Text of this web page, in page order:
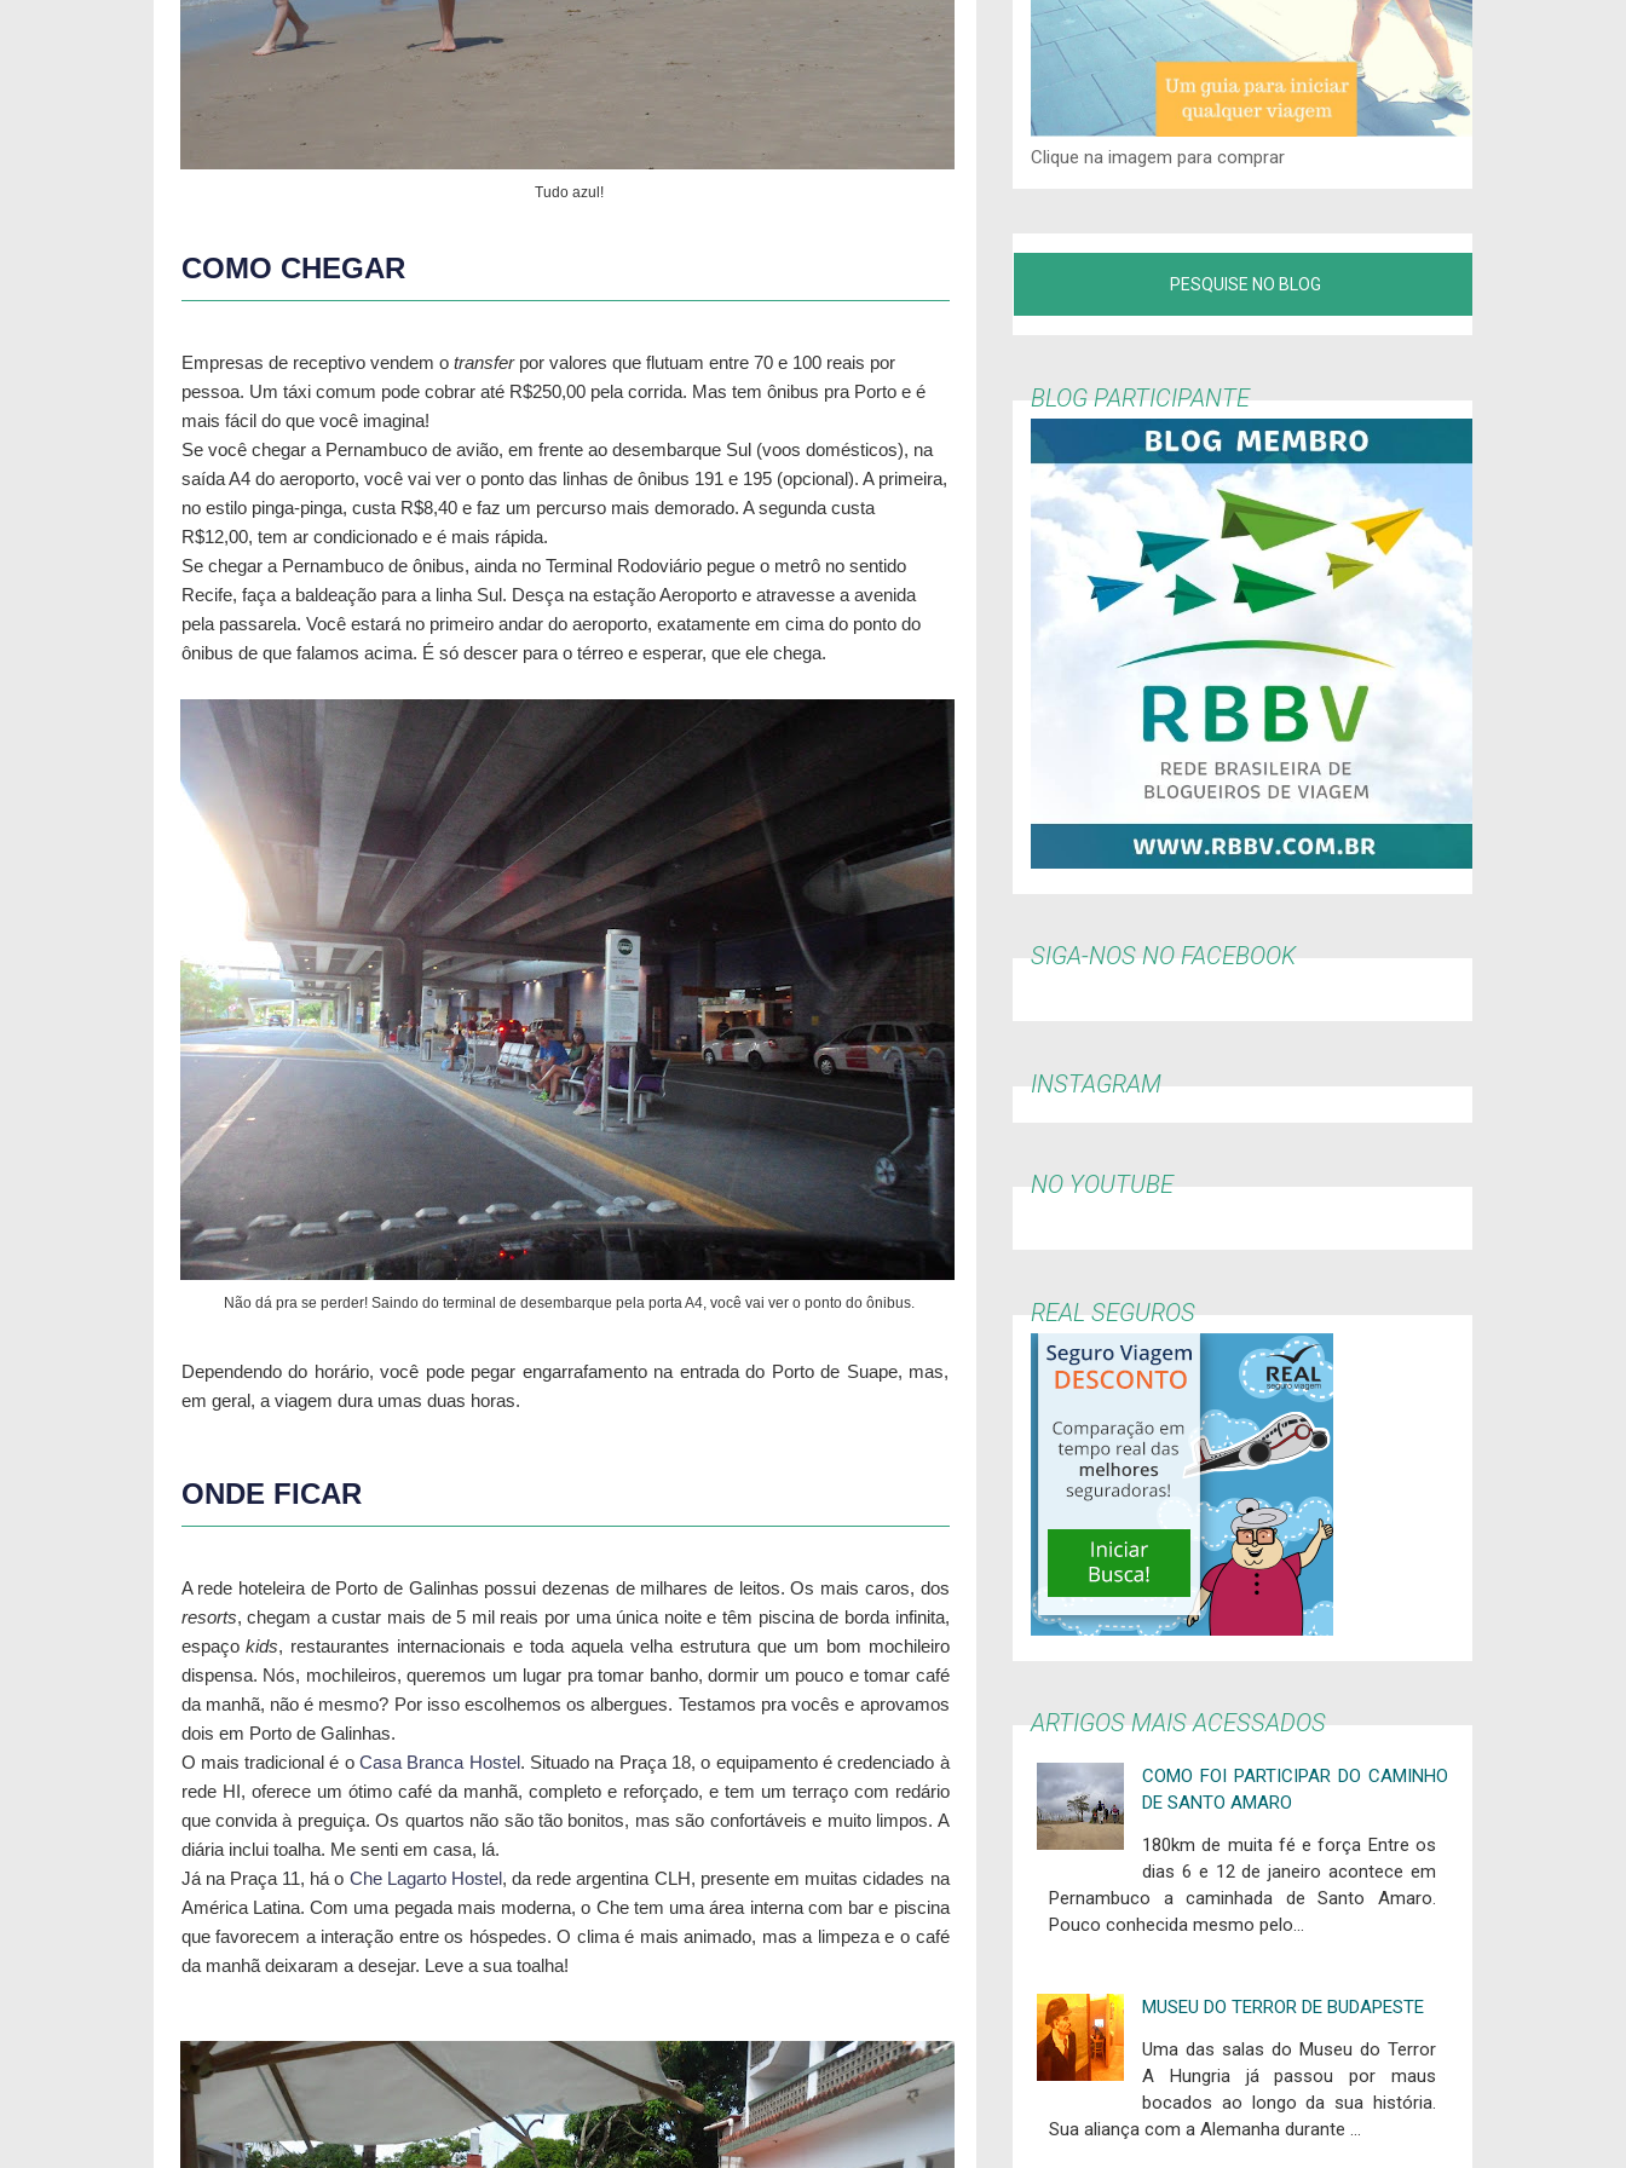
Tudo azul!
COMO CHEGAR
Empresas de receptivo vendem o transferpor valores que flutuam entre 70 e 100 reais por
pessoa. Um táxi comum pode cobrar até R$250,00 pela corrida. Mas tem ônibus pra Porto e é
mais fácil do que você imagina!
Se você chegar a Pernambuco de avião, em frente ao desembarque Sul (voos domésticos), na
saída A4 do aeroporto, você vai ver o ponto das linhas de ônibus 191 e 195 (opcional). A primeira,
no estilo pinga-pinga, custa R$8,40 e faz um percurso mais demorado. A segunda custa
R$12,00, tem ar condicionado e é mais rápida.
Se chegar a Pernambuco de ônibus, ainda no Terminal Rodoviário pegue o metrô no sentido
Recife, faça a baldeação para a linha Sul. Desça na estação Aeroporto e atravesse a avenida
pela passarela. Você estará no primeiro andar do aeroporto, exatamente em cima do ponto do
ônibus de que falamos acima. É só descer para o térreo e esperar, que ele chega.
Não dá pra se perder! Saindo do terminal de desembarque pela porta A4, você vai ver o ponto do ônibus.
Dependendo do horário, você pode pegar engarrafamento na entrada do Porto de Suape, mas,
em geral, a viagem dura umas duas horas.
ONDE FICAR
A rede hoteleira de Porto de Galinhas possui dezenas de milhares de leitos. Os mais caros, dos
resorts, chegam a custar mais de 5 mil reais por uma única noite e têm piscina de borda infinita,
espaçokids, restaurantes internacionais e toda aquela velha estrutura que um bom mochileiro
dispensa. Nós, mochileiros, queremos um lugar pra tomar banho, dormir um pouco e tomar café
da manhã, não é mesmo? Por isso escolhemos os albergues. Testamos pra vocês e aprovamos
dois em Porto de Galinhas.
O mais tradicional é oCasa Branca Hostel. Situado na Praça 18, o equipamento é credenciado à
rede HI, oferece um ótimo café da manhã, completo e reforçado, e tem um terraço com redário
que convida à preguiça. Os quartos não são tão bonitos, mas são confortáveis e muito limpos. A
diária inclui toalha. Me senti em casa, lá.
Já na Praça 11, há o Che Lagarto Hostel, da rede argentina CLH, presente em muitas cidades na
América Latina. Com uma pegada mais moderna, o Che tem uma área interna com bar e piscina
que favorecem a interação entre os hóspedes. O clima é mais animado, mas a limpeza e o café
da manhã deixaram a desejar. Leve a sua toalha!
Clique na imagem para comprar
BLOG PARTICIPANTE
SIGA-NOS NO FACEBOOK
INSTAGRAM
NO YOUTUBE
REAL SEGUROS
ARTIGOS MAIS ACESSADOS
COMO FOI PARTICIPAR DO CAMINHO
DE SANTO AMARO
180km de muita fé e força Entre os
dias 6 e 12 de janeiro acontece em
Pernambuco a caminhada de Santo Amaro.
Pouco conhecida mesmo pelo...
MUSEU DO TERROR DE BUDAPESTE
Uma das salas do Museu do Terror
A Hungria já passou por maus
bocados ao longo da sua história.
Sua aliança com a Alemanha durante ...